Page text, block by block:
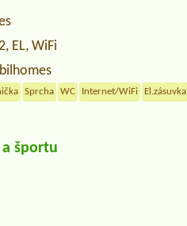
EL, WiFi
Sprcha WC Internet/WiFi El.zásuvka
športu